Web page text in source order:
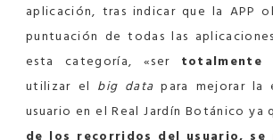
aplicación, tras indicar que la APP
puntuación de todas las
esta categoría, «ser totalmente
utilizar el big data para mejorar la
usuario en el Real Jardín Botánico ya